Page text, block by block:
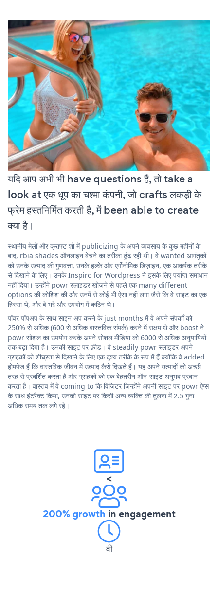
यदि आप अभी भी have questions हैं, तो take a
look at एक धूप का चश्मा कंपनी, जो crafts लकड़ी के
फ्रेम हस्तनिर्मित करती है, में been able to create
क्या है।
स्थानीय मेलों और क्राफ्ट शो में publicizing के अपने व्यवसाय के कुछ महीनों के
बाद, rbia shades ऑनलाइन बेचने का तरीका ढूंढ रही थी। वे wanted आगंतुकों
को उनके उत्पाद की गुणवत्ता, उनके हल्के और एर्गोनोमिक डिज़ाइन, एक आकर्षक तरीके
से दिखाने के लिए। उनके Inspiro for Wordpress ने इसके लिए पर्याप्त समाधान
नहीं दिया। उन्होंने powr स्लाइडर खोजने से पहले एक many different
options की कोशिश की और उनमें से कोई भी ऐसा नहीं लगा जैसे कि वे साइट का एक
हिस्सा थे, और वे भद्दे और उपयोग में कठिन थे।
पॉवर पॉपअप के साथ साइन अप करने के just months में वे अपने संपर्कों को
250% से अधिक (600 से अधिक वास्तविक संपर्क) करने में सक्षम थे और boost ने
powr सोशल का उपयोग करके अपने सोशल मीडिया को 6000 से अधिक अनुयायियों
तक बढ़ा दिया है। उनकी साइट पर फ़ीड। वे steadily powr स्लाइडर अपने
ग्राहकों को शीघ्रता से दिखाने के लिए एक दृश्य तरीके के रूप में हैं क्योंकि वे added
होमपेज हैं कि वास्तविक जीवन में उत्पाद कैसे दिखते हैं। यह अपने उत्पादों को अच्छी
तरह से प्रदर्शित करता है और ग्राहकों को एक बेहतरीन ऑन-साइट अनुभव प्रदान
करता है। वास्तव में वे coming to कि विज़िटर जिन्होंने अपनी साइट पर powr ऐप्स
के साथ इंटरैक्ट किया, उनकी साइट पर किसी अन्य व्यक्ति की तुलना में 2.5 गुना
अधिक समय तक लगे रहे।
<
200% growth in engagement
वी